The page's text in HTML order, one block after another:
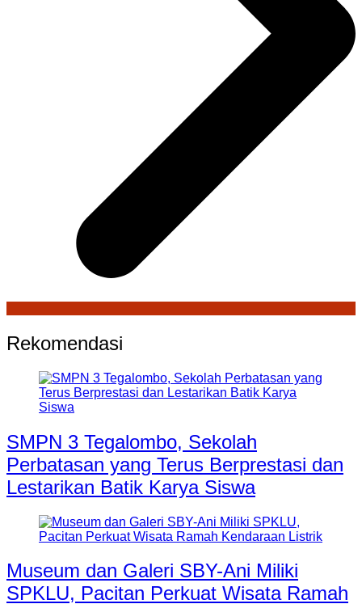
Rekomendasi
SMPN 3 Tegalombo, Sekolah
Perbatasan yang Terus Berprestasi dan
Lestarikan Batik Karya Siswa
Museum dan Galeri SBY-Ani Miliki
SPKLU, Pacitan Perkuat Wisata Ramah